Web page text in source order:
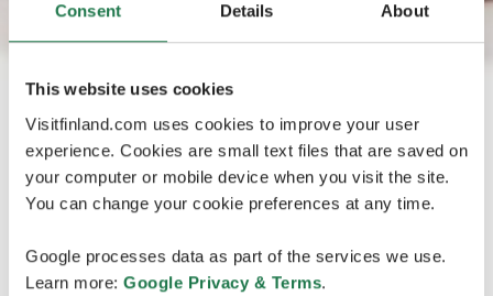
Consent Details About
This website uses cookies
Visitfinland.com uses cookies to improve your user
experience. Cookies are small text files that are saved on
your computer or mobile device when you visit the site.
You can change your cookie preferences at any time.
Google processes data as part of the services we use.
Learn more: Google Privacy & Terms.